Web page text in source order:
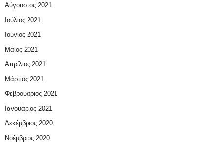
Αύγουστος 2021
Ιούλιος 2021
Ιούνιος 2021
Μάιος 2021
Απρίλιος 2021
Μάρτιος 2021
Φεβρουάριος 2021
Ιανουάριος 2021
Δεκέμβριος 2020
Νοέμβριος 2020